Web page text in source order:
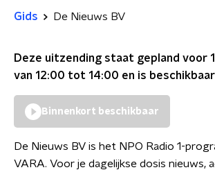
Gids De Nieuws BV
Deze uitzending staat gepland voor
van 12:00 tot 14:00 en is
Binnenkort beschikbaar
De Nieuws BV is het NPO Radio 1-
VARA. Voor je dagelijkse dosis nieuws,